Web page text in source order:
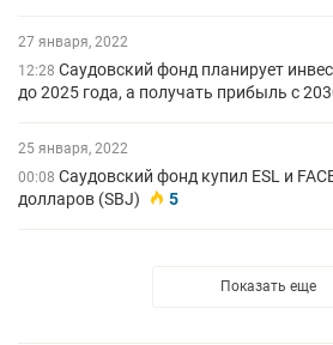
27 января, 2022
12:28 Саудовский фонд планирует
до 2025 года, а получать прибыль с
25 января, 2022
00:08 Саудовский фонд купил ESL и
долларов (SBJ)
5
Показать еще